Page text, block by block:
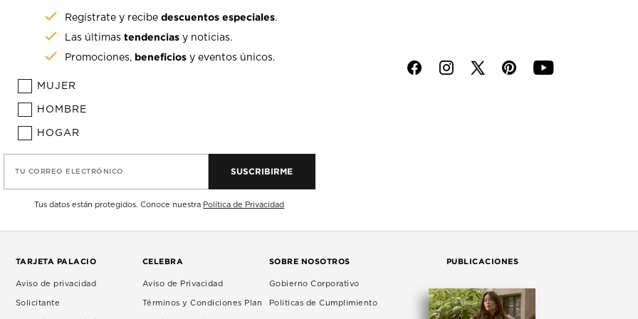
Regístrate y recibedescuentos especiales.
Las últimastendencias y noticias.
Promociones, beneficios y eventos únicos.
MUJER
HOMBRE
HOGAR
TU CORREO ELECTRÓNICO SUSCRIBIRME
Tus datos están protegidos. Conoce nuestra Política de Privacidad
f i p y
TARJETA PALACIO
Aviso de privacidad
Solicitante
CELEBRA
Aviso de Privacidad
Términos y Condiciones Plan
SOBRE NOSOTROS
Gobierno Corporativo
Políticas de Cumplimiento
PUBLICACIONES